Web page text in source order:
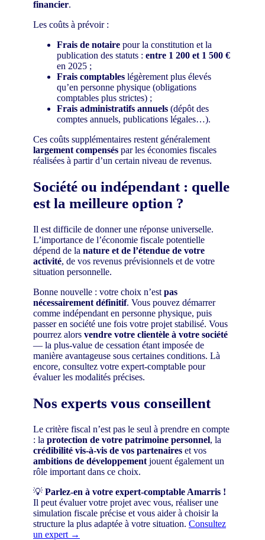
financier.
Les coûts à prévoir :
Frais de notaire pour la constitution et la
publication des statuts : entre 1 200 et 1 500 €
en 2025 ;
Frais comptables légèrement plus élevés
qu’en personne physique (obligations
comptables plus strictes) ;
Frais administratifs annuels (dépôt des
comptes annuels, publications légales…).
Ces coûts supplémentaires restent généralement
largement compensés par les économies fiscales
réalisées à partir d’un certain niveau de revenus.
Société ou indépendant : quelle
est la meilleure option ?
Il est difficile de donner une réponse universelle.
L’importance de l’économie fiscale potentielle
dépend de la nature et de l’étendue de votre
activité, de vos revenus prévisionnels et de votre
situation personnelle.
Bonne nouvelle : votre choix n’est pas
nécessairement définitif. Vous pouvez démarrer
comme indépendant en personne physique, puis
passer en société une fois votre projet stabilisé. Vous
pourrez alors vendre votre clientèle à votre société
— la plus-value de cessation étant imposée de
manière avantageuse sous certaines conditions. Là
encore, consultez votre expert-comptable pour
évaluer les modalités précises.
Nos experts vous conseillent
Le critère fiscal n’est pas le seul à prendre en compte
: la protection de votre patrimoine personnel, la
crédibilité vis-à-vis de vos partenaires et vos
ambitions de développement jouent également un
rôle important dans ce choix.
💡 Parlez-en à votre expert-comptable Amarris !
Il peut évaluer votre projet avec vous, réaliser une
simulation fiscale précise et vous aider à choisir la
structure la plus adaptée à votre situation. Consultez
un expert →